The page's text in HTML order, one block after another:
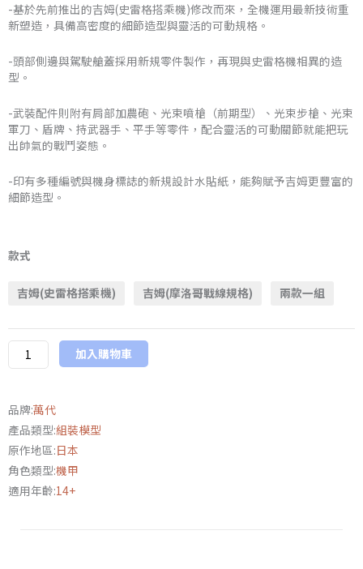
-基於先前推出的吉姆(史雷格搭乘機)修改而來，全機運用最新技術重
新塑造，具備高密度的細節造型與靈活的可動規格。
-頭部側邊與駕駛艙蓋採用新規零件製作，再現與史雷格機相異的造
型。
-武裝配件則附有肩部加農砲、光束噴槍（前期型）、光束步槍、光束
軍刀、盾牌、持武器手、平手等零件，配合靈活的可動關節就能把玩
出帥氣的戰鬥姿態。
-印有多種編號與機身標誌的新規設計水貼紙，能夠賦予吉姆更豐富的
細節造型。
款式
吉姆(史雷格搭乘機) 吉姆(摩洛哥戰線規格) 兩款一組
代
限
1/144
戰
士
鋼
彈
庫
加入購物車
品牌:萬代
產品類型:組裝模型
原作地區:日本
角色類型:機甲
適用年齡:14+